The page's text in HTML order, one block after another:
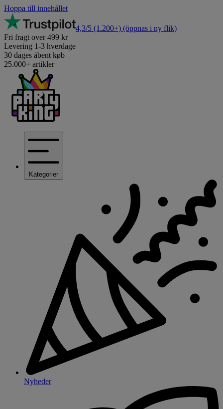
Hoppa till innehållet
4,3/5 (1.200+) (öppnas i ny flik)
Fri fragt over 499 kr
Levering 1-3 hverdage
30 dages åbent køb
25.000+ artikler
Kategorier
Nyheder